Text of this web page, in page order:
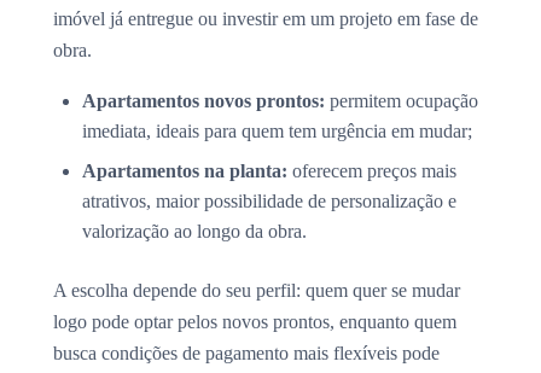
imóvel já entregue ou investir em um projeto em fase de
obra.
Apartamentos novos prontos: permitem ocupação
imediata, ideais para quem tem urgência em mudar;
Apartamentos na planta: oferecem preços mais
atrativos, maior possibilidade de personalização e
valorização ao longo da obra.
A escolha depende do seu perfil: quem quer se mudar
logo pode optar pelos novos prontos, enquanto quem
busca condições de pagamento mais flexíveis pode